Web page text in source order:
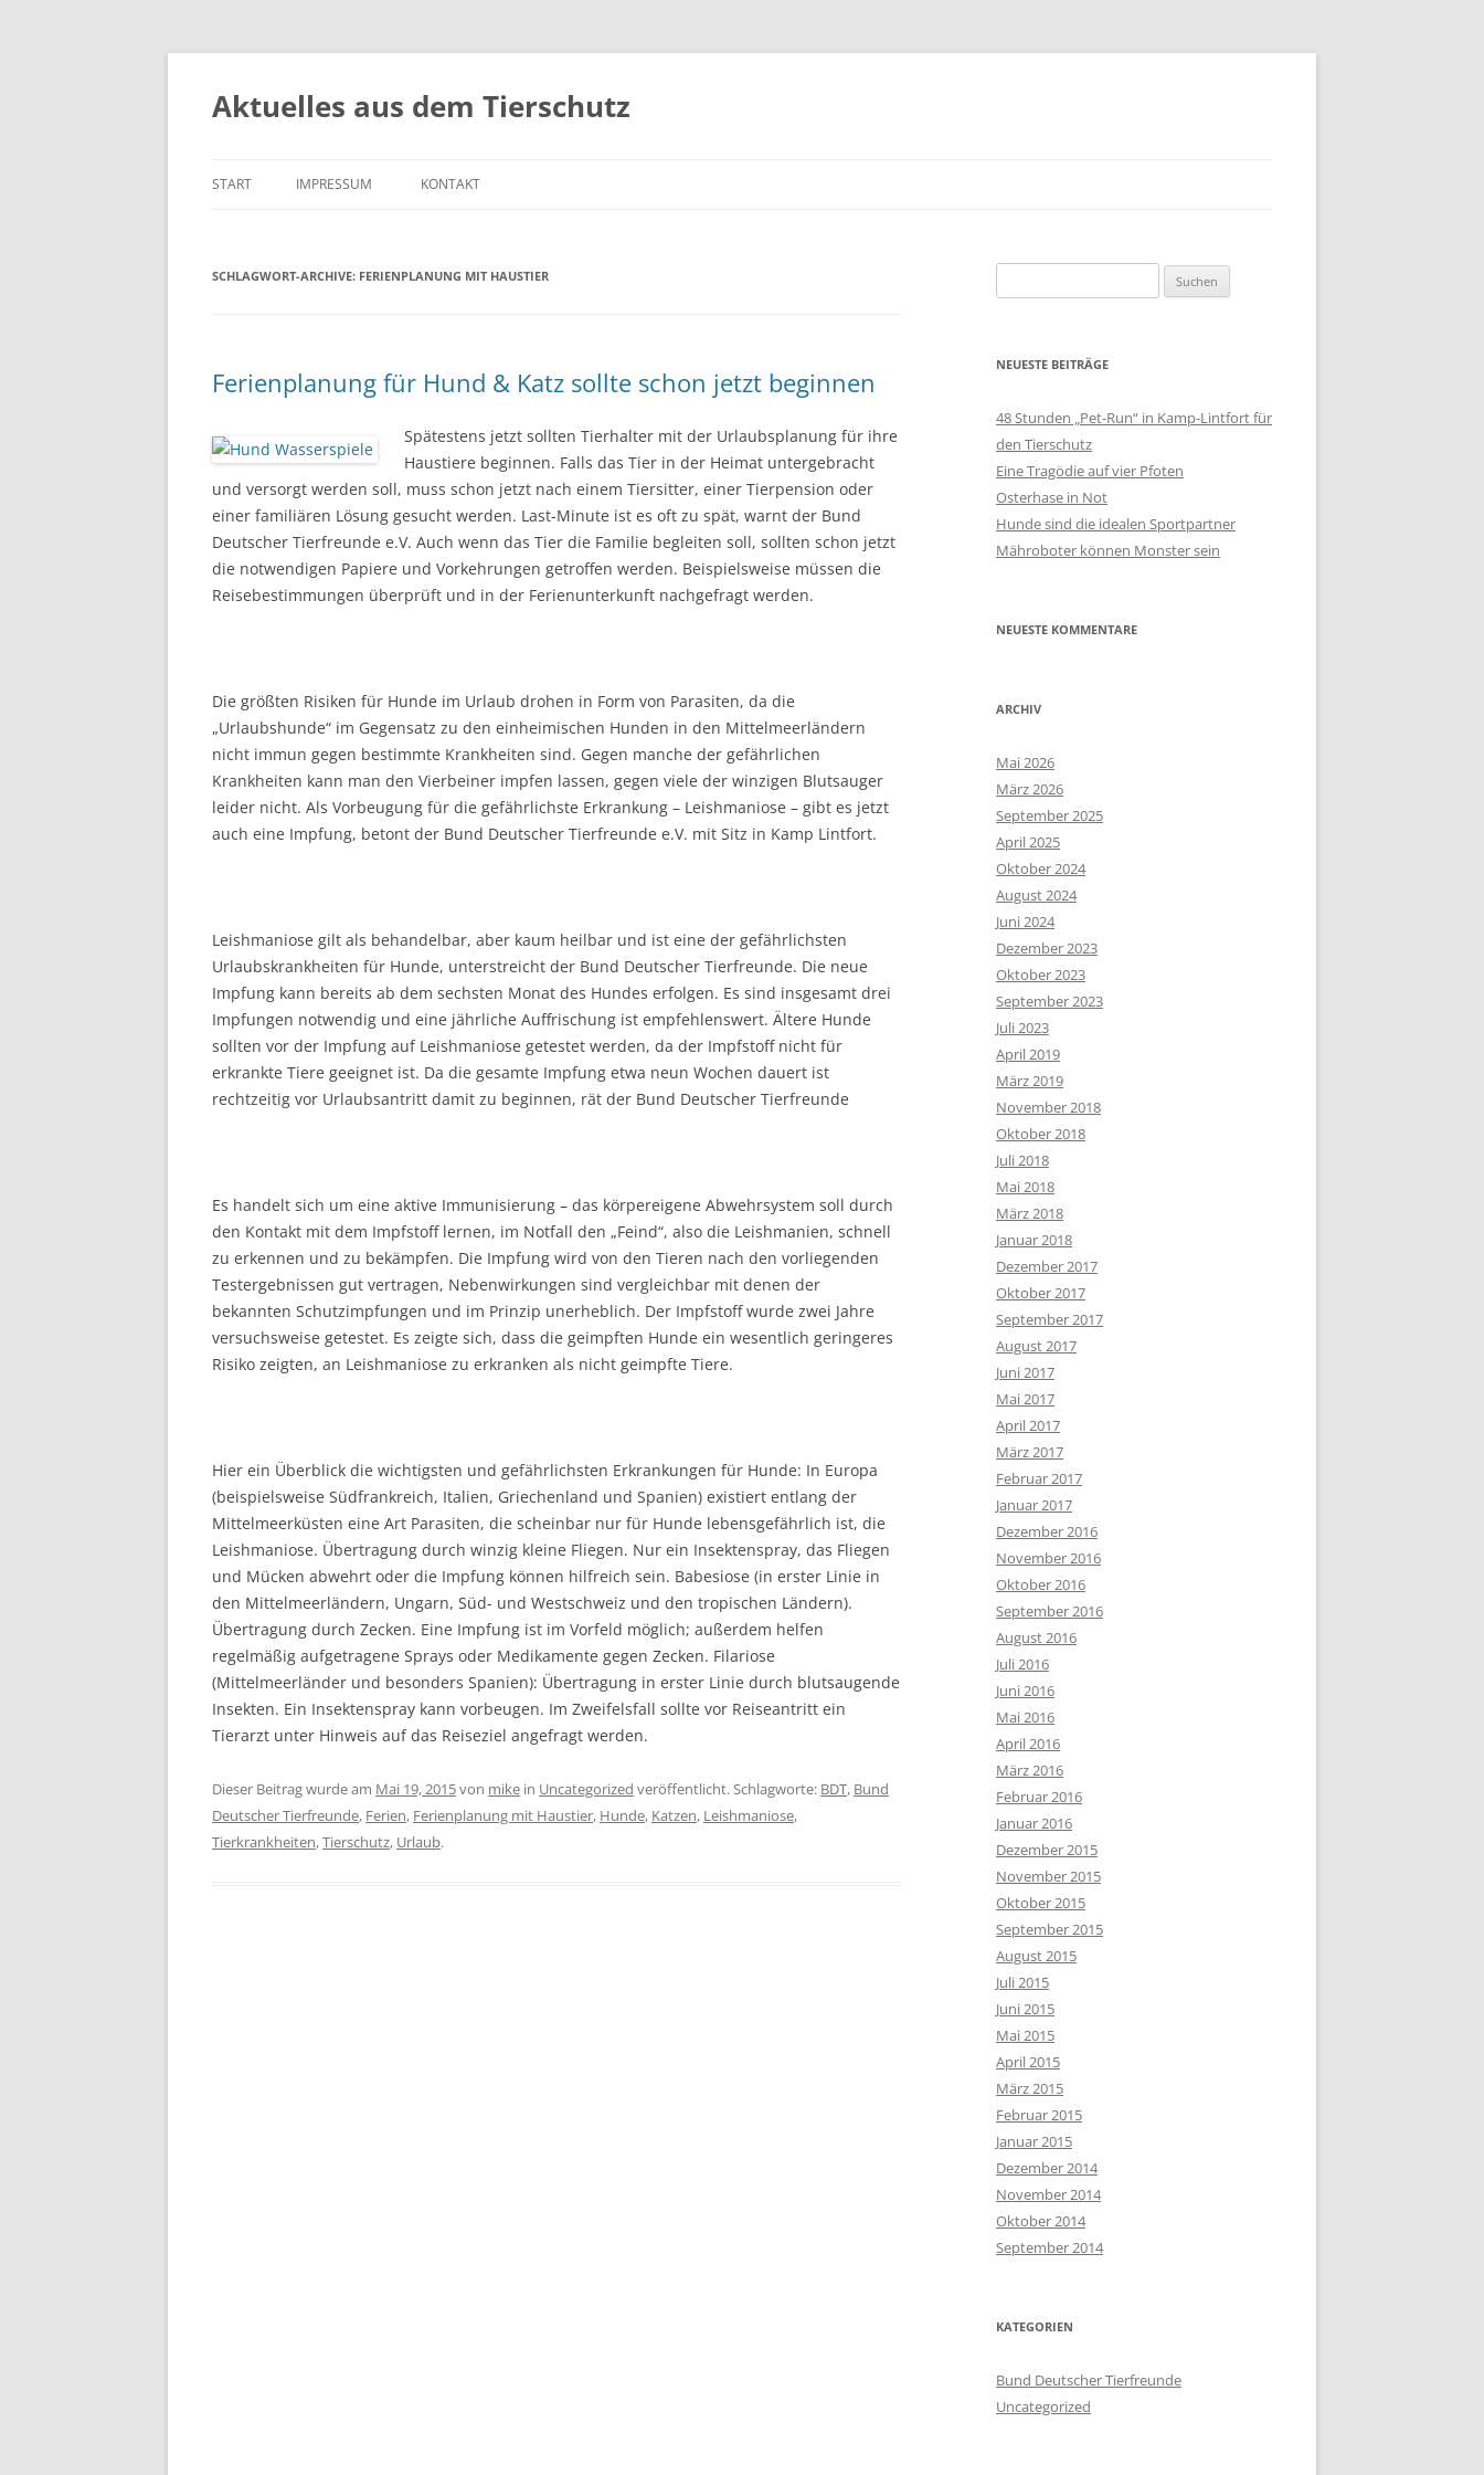
Aktuelles aus dem Tierschutz
START IMPRESSUM KONTAKT
SCHLAGWORT-ARCHIVE: FERIENPLANUNG MIT HAUSTIER
Ferienplanung für Hund & Katz sollte schon jetzt beginnen
Spätestens jetzt sollten Tierhalter mit der Urlaubsplanung für ihre
Haustiere beginnen. Falls das Tier in der Heimat untergebracht
und versorgt werden soll, muss schon jetzt nach einem Tiersitter, einer Tierpension oder
einer familiären Lösung gesucht werden. Last-Minute ist es oft zu spät, warnt der Bund
Deutscher Tierfreunde e.V. Auch wenn das Tier die Familie begleiten soll, sollten schon jetzt
die notwendigen Papiere und Vorkehrungen getroffen werden. Beispielsweise müssen die
Reisebestimmungen überprüft und in der Ferienunterkunft nachgefragt werden.
Die größten Risiken für Hunde im Urlaub drohen in Form von Parasiten, da die
„Urlaubshunde“ im Gegensatz zu den einheimischen Hunden in den Mittelmeerländern
nicht immun gegen bestimmte Krankheiten sind. Gegen manche der gefährlichen
Krankheiten kann man den Vierbeiner impfen lassen, gegen viele der winzigen Blutsauger
leider nicht. Als Vorbeugung für die gefährlichste Erkrankung – Leishmaniose – gibt es jetzt
auch eine Impfung, betont der Bund Deutscher Tierfreunde e.V. mit Sitz in Kamp Lintfort.
Leishmaniose gilt als behandelbar, aber kaum heilbar und ist eine der gefährlichsten
Urlaubskrankheiten für Hunde, unterstreicht der Bund Deutscher Tierfreunde. Die neue
Impfung kann bereits ab dem sechsten Monat des Hundes erfolgen. Es sind insgesamt drei
Impfungen notwendig und eine jährliche Auffrischung ist empfehlenswert. Ältere Hunde
sollten vor der Impfung auf Leishmaniose getestet werden, da der Impfstoff nicht für
erkrankte Tiere geeignet ist. Da die gesamte Impfung etwa neun Wochen dauert ist
rechtzeitig vor Urlaubsantritt damit zu beginnen, rät der Bund Deutscher Tierfreunde
Es handelt sich um eine aktive Immunisierung – das körpereigene Abwehrsystem soll durch
den Kontakt mit dem Impfstoff lernen, im Notfall den „Feind“, also die Leishmanien, schnell
zu erkennen und zu bekämpfen. Die Impfung wird von den Tieren nach den vorliegenden
Testergebnissen gut vertragen, Nebenwirkungen sind vergleichbar mit denen der
bekannten Schutzimpfungen und im Prinzip unerheblich. Der Impfstoff wurde zwei Jahre
versuchsweise getestet. Es zeigte sich, dass die geimpften Hunde ein wesentlich geringeres
Risiko zeigten, an Leishmaniose zu erkranken als nicht geimpfte Tiere.
Hier ein Überblick die wichtigsten und gefährlichsten Erkrankungen für Hunde: In Europa
(beispielsweise Südfrankreich, Italien, Griechenland und Spanien) existiert entlang der
Mittelmeerküsten eine Art Parasiten, die scheinbar nur für Hunde lebensgefährlich ist, die
Leishmaniose. Übertragung durch winzig kleine Fliegen. Nur ein Insektenspray, das Fliegen
und Mücken abwehrt oder die Impfung können hilfreich sein. Babesiose (in erster Linie in
den Mittelmeerländern, Ungarn, Süd- und Westschweiz und den tropischen Ländern).
Übertragung durch Zecken. Eine Impfung ist im Vorfeld möglich; außerdem helfen
regelmäßig aufgetragene Sprays oder Medikamente gegen Zecken. Filariose
(Mittelmeerländer und besonders Spanien): Übertragung in erster Linie durch blutsaugende
Insekten. Ein Insektenspray kann vorbeugen. Im Zweifelsfall sollte vor Reiseantritt ein
Tierarzt unter Hinweis auf das Reiseziel angefragt werden.
Dieser Beitrag wurde am Mai 19, 2015von mike in Uncategorized veröffentlicht. Schlagworte: BDT, Bund
Deutscher Tierfreunde, Ferien, Ferienplanung mit Haustier, Hunde, Katzen, Leishmaniose,
Tierkrankheiten,Tierschutz, Urlaub.
nach:
NEUESTE BEITRÄGE
48 Stunden „Pet-Run“ in Kamp-Lintfort für
den Tierschutz
Eine Tragödie auf vier Pfoten
Osterhase in Not
Hunde sind die idealen Sportpartner
Mähroboter können Monster sein
NEUESTE KOMMENTARE
ARCHIV
Mai 2026
März 2026
September 2025
April 2025
Oktober 2024
August 2024
Juni 2024
Dezember 2023
Oktober 2023
September 2023
Juli 2023
April 2019
März 2019
November 2018
Oktober 2018
Juli 2018
Mai 2018
März 2018
Januar 2018
Dezember 2017
Oktober 2017
September 2017
August 2017
Juni 2017
Mai 2017
April 2017
März 2017
Februar 2017
Januar 2017
Dezember 2016
November 2016
Oktober 2016
September 2016
August 2016
Juli 2016
Juni 2016
Mai 2016
April 2016
März 2016
Februar 2016
Januar 2016
Dezember 2015
November 2015
Oktober 2015
September 2015
August 2015
Juli 2015
Juni 2015
Mai 2015
April 2015
März 2015
Februar 2015
Januar 2015
Dezember 2014
November 2014
Oktober 2014
September 2014
KATEGORIEN
Bund Deutscher Tierfreunde
Uncategorized